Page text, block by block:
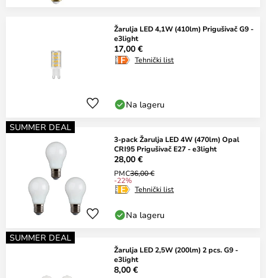
Žarulja LED 4,1W (410lm) Prigušivač G9 -
e3light
17,00 €
Tehnički list
Na lageru
SUMMER DEAL
3-pack Žarulja LED 4W (470lm) Opal
CRI95 Prigušivač E27 - e3light
28,00 €
PMC36,00 €
-22%
Tehnički list
Na lageru
SUMMER DEAL
Žarulja LED 2,5W (200lm) 2 pcs. G9 -
e3light
8,00 €